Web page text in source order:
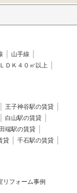
山手線
ＤＫ４０㎡以上
王子神谷駅の賃貸
白山駅の賃貸
田端駅の賃貸
貸
千石駅の賃貸
リフォーム事例